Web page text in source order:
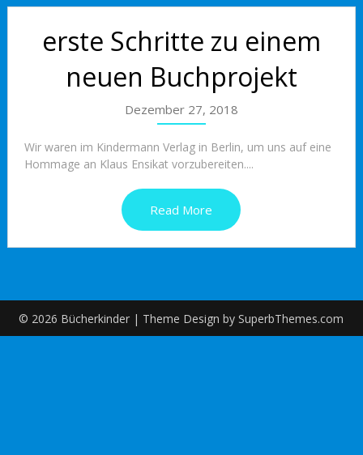
erste Schritte zu einem
neuen Buchprojekt
Dezember 27, 2018
Wir waren im Kindermann Verlag in Berlin, um uns auf eine
Hommage an Klaus Ensikat vorzubereiten....
Read More
© 2026 Bücherkinder | Theme Design bySuperbThemes.com